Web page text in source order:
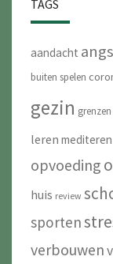
TAGS
aandacht
buiten spelen
gezin grenzen
leren mediteren
opvoeding
huis review
sporten
verbouwen